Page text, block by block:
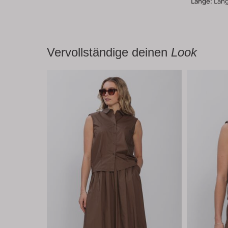
Vervollständige deinen Look